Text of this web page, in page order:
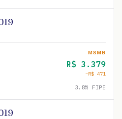
MSMB
R$ 3.379
−R$ 471
3.8% FIPE